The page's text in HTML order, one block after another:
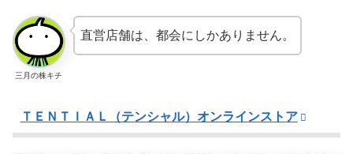
三月の株キチ
直営店舗は、都会にしかありません。
ＴＥＮＴＩＡＬ（テンシャル）オンラインストア